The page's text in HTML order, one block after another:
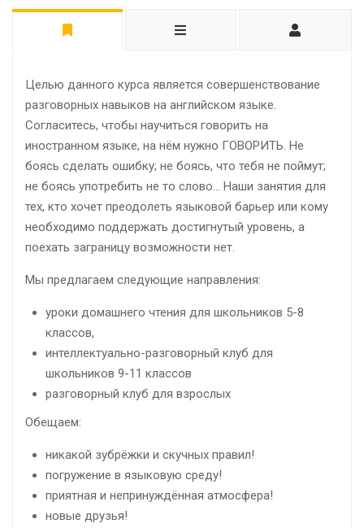
Целью данного курса является совершенствование
разговорных навыков на английском языке.
Согласитесь, чтобы научиться говорить на
иностранном языке, на нём нужно ГОВОРИТЬ. Не
боясь сделать ошибку; не боясь, что тебя не поймут;
не боясь употребить не то слово… Наши занятия для
тех, кто хочет преодолеть языковой барьер или кому
необходимо поддержать достигнутый уровень, а
поехать заграницу возможности нет.
Мы предлагаем следующие направления:
уроки домашнего чтения для школьников 5-8
классов,
интеллектуально-разговорный клуб для
школьников 9-11 классов
разговорный клуб для взрослых
Обещаем:
никакой зубрёжки и скучных правил!
погружение в языковую среду!
приятная и непринуждённая атмосфера!
новые друзья!